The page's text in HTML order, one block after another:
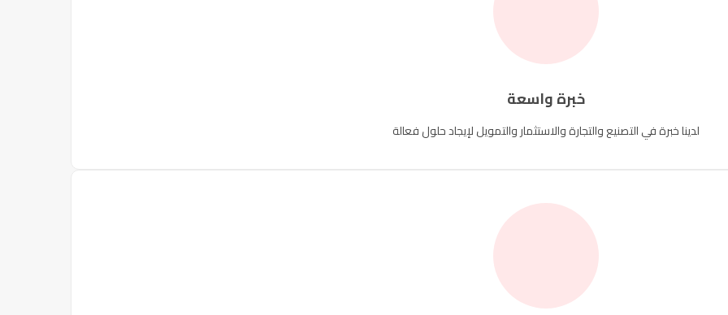
خبرة واسعة
لدينا خبرة في التصنيع والتجارة والاستثمار والتمويل لإيجاد حلول فعالة